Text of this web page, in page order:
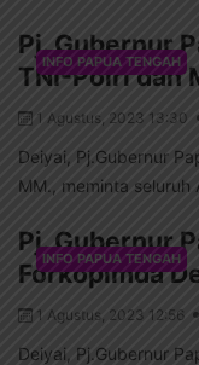
INFO PAPUA TENGAH
Pj. Gubernur
TNI-Polri dan
1 Agustus, 2023 13:30
Deiyai, Pj.Gubernur
MM., meminta
INFO PAPUA TENGAH
Pj. Gubernur
Forkopimda
1 Agustus, 2023 12:56
Deiyai, Pj.Gubernur